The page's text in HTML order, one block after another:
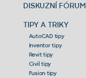
DISKUZNÍ FÓRUM
TIPY A TRIKY
AutoCAD tipy
Inventor tipy
Revit tipy
Civil tipy
Fusion tipy